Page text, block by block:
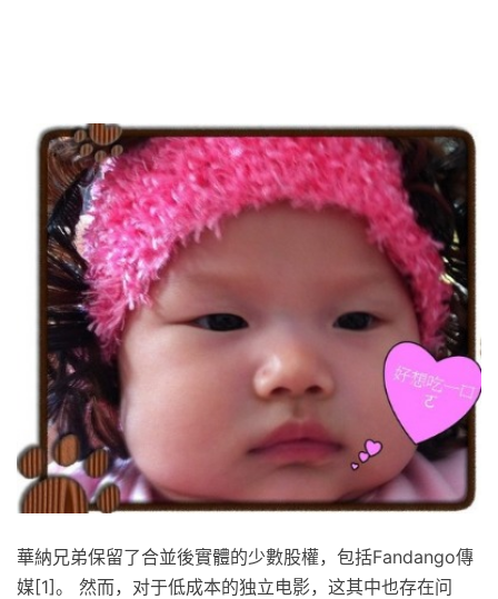
華納兄弟保留了合並後實體的少數股權，包括Fandango傳
媒[1]。 然而，对于低成本的独立电影，这其中也存在问